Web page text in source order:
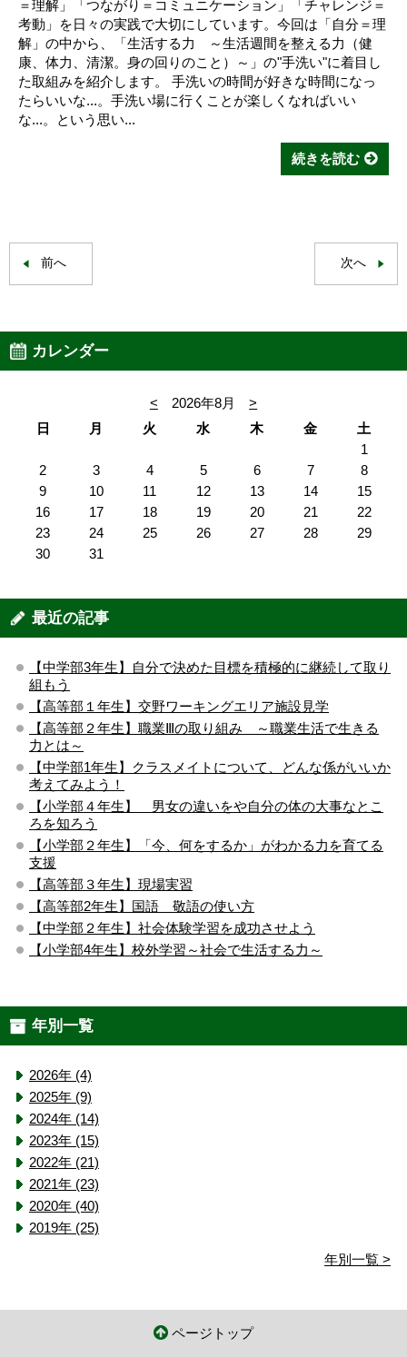
＝理解」「つながり＝コミュニケーション」「チャレンジ＝
考動」を日々の実践で大切にしています。今回は「自分＝理
解」の中から、「生活する力 ～生活週間を整える力（健
康、体力、清潔。身の回りのこと）～」の"手洗い"に着目し
た取組みを紹介します。 手洗いの時間が好きな時間になっ
たらいいな...。手洗い場に行くことが楽しくなればいい
な...。という思い...
続きを読む
前へ 次へ
カレンダー
< 2026年8月
>
日
月 火 水 木 金
土
1
2
3 4 5 6 7
8
9
10 11 12 13 14
15
16
17 18 19 20 21
22
23
24 25 26 27 28
29
30
31
最近の記事
【中学部3年生】自分で決めた目標を積極的に継続して取り
組もう
【高等部１年生】交野ワーキングエリア施設見学
【高等部２年生】職業Ⅲの取り組み ～職業生活で生きる
力とは～
【中学部1年生】クラスメイトについて、どんな係がいいか
考えてみよう！
【小学部４年生】 男女の違いをや自分の体の大事なとこ
ろを知ろう
【小学部２年生】「今、何をするか」がわかる力を育てる
支援
【高等部３年生】現場実習
【高等部2年生】国語 敬語の使い方
【中学部２年生】社会体験学習を成功させよう
【小学部4年生】校外学習～社会で生活する力～
年別一覧
2026年 (4)
2025年 (9)
2024年 (14)
2023年 (15)
2022年 (21)
2021年 (23)
2020年 (40)
2019年 (25)
年別一覧 >
ページトップ